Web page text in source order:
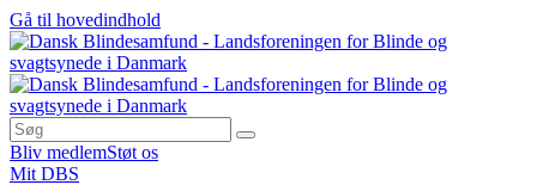
Gå til hovedindhold
Bliv medlemStøt os
Mit DBS